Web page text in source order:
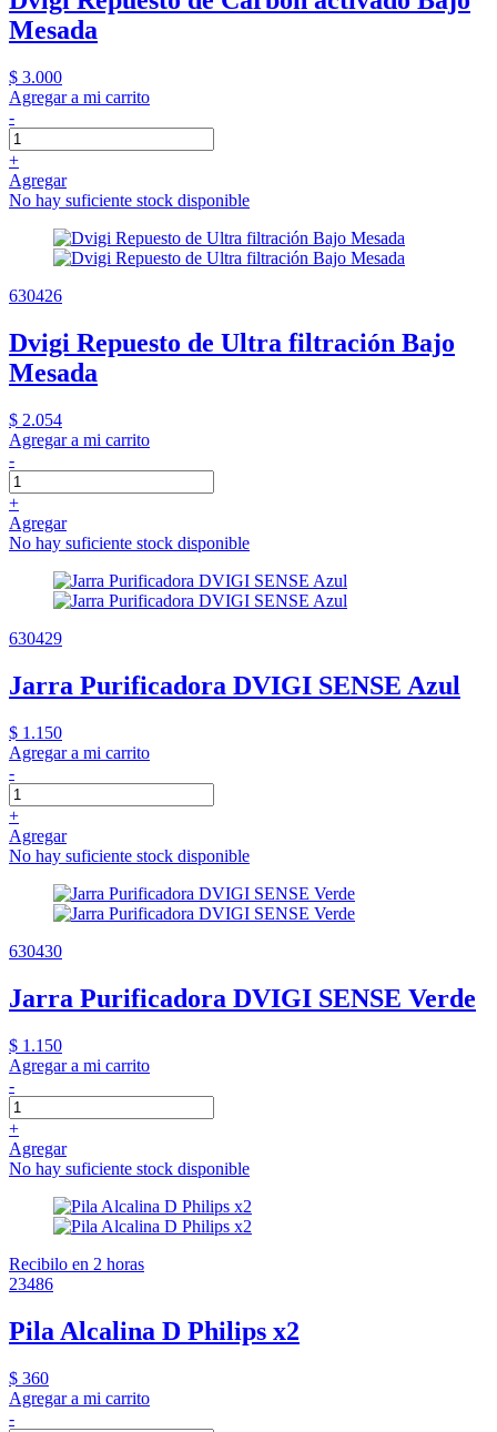
Mesada
$ 3.000
Agregar a mi carrito
-
+
Agregar
No hay suficiente stock disponible
630426
Dvigi Repuesto de Ultra filtración Bajo
Mesada
$ 2.054
Agregar a mi carrito
-
+
Agregar
No hay suficiente stock disponible
630429
Jarra Purificadora DVIGI SENSE Azul
$ 1.150
Agregar a mi carrito
-
+
Agregar
No hay suficiente stock disponible
630430
Jarra Purificadora DVIGI SENSE Verde
$ 1.150
Agregar a mi carrito
-
+
Agregar
No hay suficiente stock disponible
Recibilo en 2 horas
23486
Pila Alcalina D Philips x2
$ 360
Agregar a mi carrito
-